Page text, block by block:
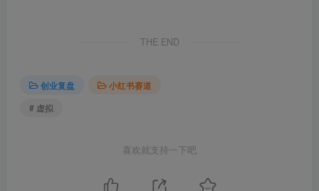
THE END
创业复盘
小红书赛道
# 虚拟
喜欢就支持一下吧